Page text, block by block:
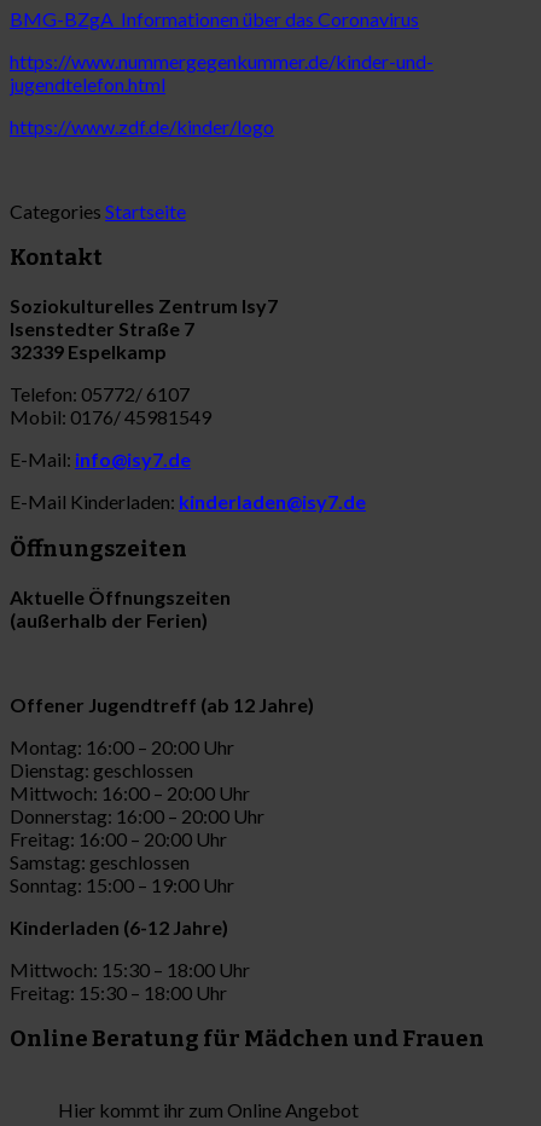
BMG-BZgA_Informationen über das Coronavirus
https://www.nummergegenkummer.de/kinder-und-
jugendtelefon.html
https://www.zdf.de/kinder/logo
Categories Startseite
Kontakt
Soziokulturelles Zentrum Isy7
Isenstedter Straße 7
32339 Espelkamp
Telefon: 05772/ 6107
Mobil: 0176/ 45981549
E-Mail: info@isy7.de
E-Mail Kinderladen: kinderladen@isy7.de
Öffnungszeiten
Aktuelle Öffnungszeiten
(außerhalb der Ferien)
Offener Jugendtreff (ab 12 Jahre)
Montag: 16:00 – 20:00 Uhr
Dienstag: geschlossen
Mittwoch: 16:00 – 20:00 Uhr
Donnerstag: 16:00 – 20:00 Uhr
Freitag: 16:00 – 20:00 Uhr
Samstag: geschlossen
Sonntag: 15:00 – 19:00 Uhr
Kinderladen (6-12 Jahre)
Mittwoch: 15:30 – 18:00 Uhr
Freitag: 15:30 – 18:00 Uhr
Online Beratung für Mädchen und Frauen
Hier kommt ihr zum Online Angebot